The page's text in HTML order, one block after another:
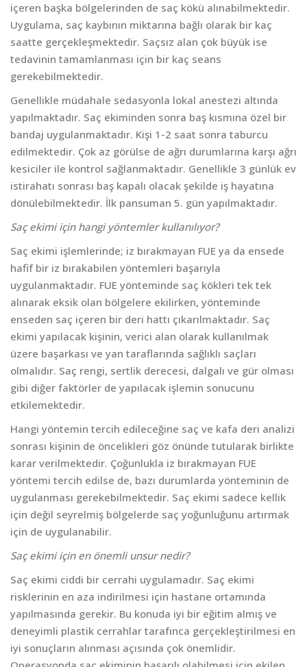
içeren başka bölgelerinden de saç kökü alınabilmektedir.
Uygulama, saç kaybının miktarına bağlı olarak bir kaç
saatte gerçekleşmektedir. Saçsız alan çok büyük ise
tedavinin tamamlanması için bir kaç seans
gerekebilmektedir.
Genellikle müdahale sedasyonla lokal anestezi altında
yapılmaktadır. Saç ekiminden sonra baş kısmına özel bir
bandaj uygulanmaktadır. Kişi 1-2 saat sonra taburcu
edilmektedir. Çok az görülse de ağrı durumlarına karşı ağrı
kesiciler ile kontrol sağlanmaktadır. Genellikle 3 günlük ev
istirahatı sonrası baş kapalı olacak şekilde iş hayatına
dönülebilmektedir. İlk pansuman 5. gün yapılmaktadır.
Saç ekimi için hangi yöntemler kullanılıyor?
Saç ekimi işlemlerinde; iz bırakmayan FUE ya da ensede
hafif bir iz bırakabilen yöntemleri başarıyla
uygulanmaktadır. FUE yönteminde saç kökleri tek tek
alınarak eksik olan bölgelere ekilirken, yönteminde
enseden saç içeren bir deri hattı çıkarılmaktadır. Saç
ekimi yapılacak kişinin, verici alan olarak kullanılmak
üzere başarkası ve yan taraflarında sağlıklı saçları
olmalıdır. Saç rengi, sertlik derecesi, dalgalı ve gür olması
gibi diğer faktörler de yapılacak işlemin sonucunu
etkilemektedir.
Hangi yöntemin tercih edileceğine saç ve kafa deri analizi
sonrası kişinin de öncelikleri göz önünde tutularak birlikte
karar verilmektedir. Çoğunlukla iz bırakmayan FUE
yöntemi tercih edilse de, bazı durumlarda yönteminin de
uygulanması gerekebilmektedir. Saç ekimi sadece kellik
için değil seyrelmiş bölgelerde saç yoğunluğunu artırmak
için de uygulanabilir.
Saç ekimi için en önemli unsur nedir?
Saç ekimi ciddi bir cerrahi uygulamadır. Saç ekimi
risklerinin en aza indirilmesi için hastane ortamında
yapılmasında gerekir. Bu konuda iyi bir eğitim almış ve
deneyimli plastik cerrahlar tarafınca gerçekleştirilmesi en
iyi sonuçların alınması açısında çok önemlidir.